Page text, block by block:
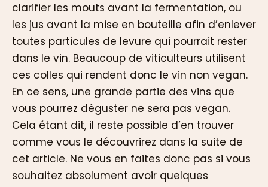
clarifier les mouts avant la fermentation, ou
les jus avant la mise en bouteille afin d’enlever
toutes particules de levure qui pourrait rester
dans le vin. Beaucoup de viticulteurs utilisent
ces colles qui rendent donc le vin non vegan.
En ce sens, une grande partie des vins que
vous pourrez déguster ne sera pas vegan.
Cela étant dit, il reste possible d’en trouver
comme vous le découvrirez dans la suite de
cet article. Ne vous en faites donc pas si vous
souhaitez absolument avoir quelques